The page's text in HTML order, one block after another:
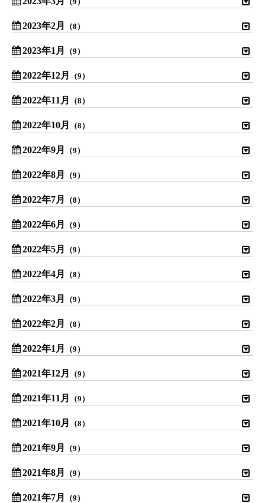
（9）
2023年2月 （8）
2023年1月 （9）
2022年12月 （9）
2022年11月 （8）
2022年10月 （8）
2022年9月 （9）
2022年8月 （9）
2022年7月 （8）
2022年6月 （9）
2022年5月 （9）
2022年4月 （8）
2022年3月 （9）
2022年2月 （8）
2022年1月 （9）
2021年12月 （9）
2021年11月 （9）
2021年10月 （8）
2021年9月 （9）
2021年8月 （9）
2021年7月 （9）